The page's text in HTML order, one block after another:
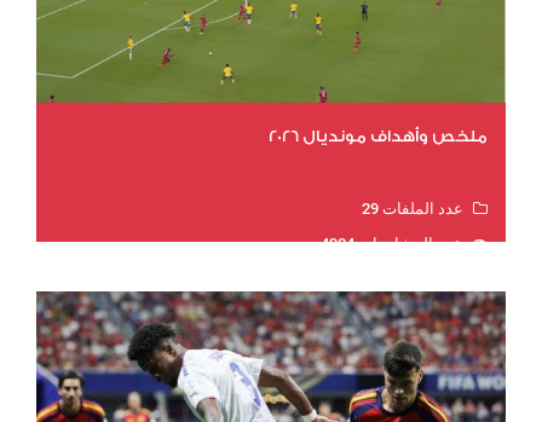
ملخص وأهداف مونديال 2026
عدد الملفات 29
عدد المشاهدات 4904